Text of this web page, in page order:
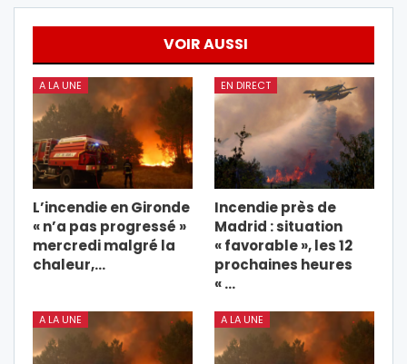
VOIR AUSSI
A LA UNE
L’incendie en Gironde
« n’a pas progressé »
mercredi malgré la
chaleur,…
EN DIRECT
Incendie près de
Madrid : situation
« favorable », les 12
prochaines heures
« …
A LA UNE A LA UNE